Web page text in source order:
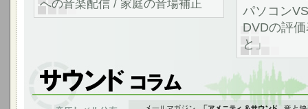
への音楽配信 / 家庭の音場補正
パソコン
DVDの評
と」
音響測定、音圧レベル分布、伝送周波数特性
「アメニティ＆サウンド 音と快適の空間へ」のvol.1～10に連載していた